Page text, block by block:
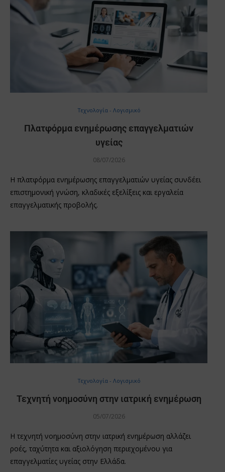
Τεχνολογία - Λογισμικό
Πλατφόρμα ενημέρωσης επαγγελματιών
υγείας
08/07/2026
Η πλατφόρμα ενημέρωσης επαγγελματιών υγείας συνδέει
επιστημονική γνώση, κλαδικές εξελίξεις και εργαλεία
επαγγελματικής προβολής.
Τεχνολογία - Λογισμικό
Τεχνητή νοημοσύνη στην ιατρική ενημέρωση
05/07/2026
Η τεχνητή νοημοσύνη στην ιατρική ενημέρωση αλλάζει
ροές, ταχύτητα και αξιολόγηση περιεχομένου για
επαγγελματίες υγείας στην Ελλάδα.